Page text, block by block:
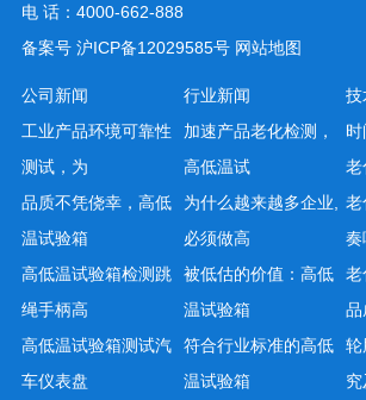
电 话：4000-662-888
备案号 沪ICP备12029585号 网站地图
公司新闻
工业产品环境可靠性
测试，为
品质不凭侥幸，高低
温试验箱
高低温试验箱检测跳
绳手柄高
高低温试验箱测试汽
车仪表盘
行业新闻
加速产品老化检测，
高低温试
为什么越来越多企业,
必须做高
被低估的价值：高低
温试验箱
符合行业标准的高低
温试验箱
技
时
老
老
奏
老
品
轮